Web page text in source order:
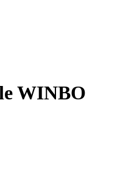
WINBO